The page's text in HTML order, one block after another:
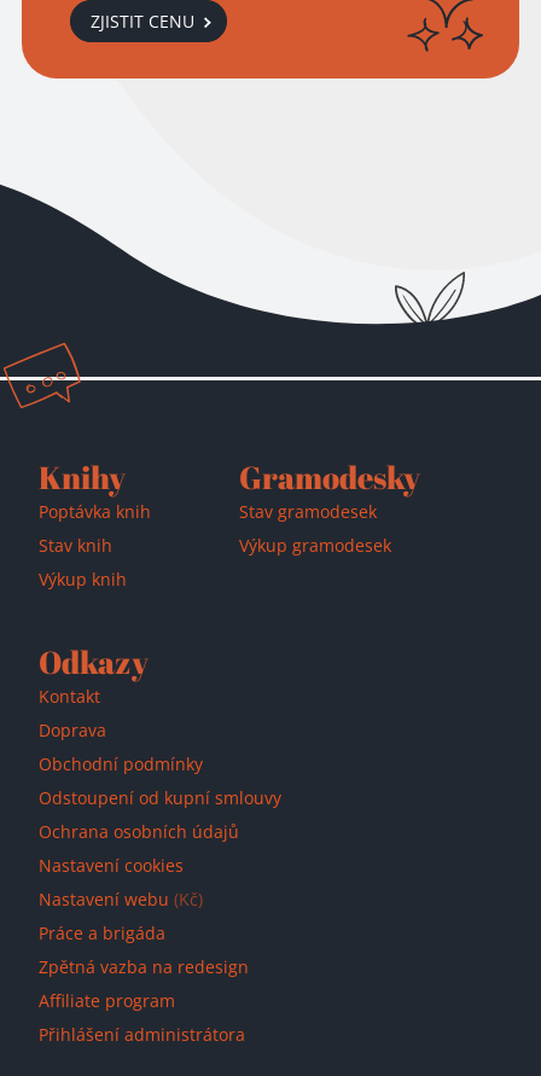
ZJISTIT CENU
Knihy
Poptávka knih
Stav knih
Výkup knih
Gramodesky
Stav gramodesek
Výkup gramodesek
Odkazy
Kontakt
Doprava
Obchodní podmínky
Odstoupení od kupní smlouvy
Ochrana osobních údajů
Nastavení cookies
Nastavení webu (Kč)
Práce a brigáda
Zpětná vazba na redesign
Affiliate program
Přihlášení administrátora